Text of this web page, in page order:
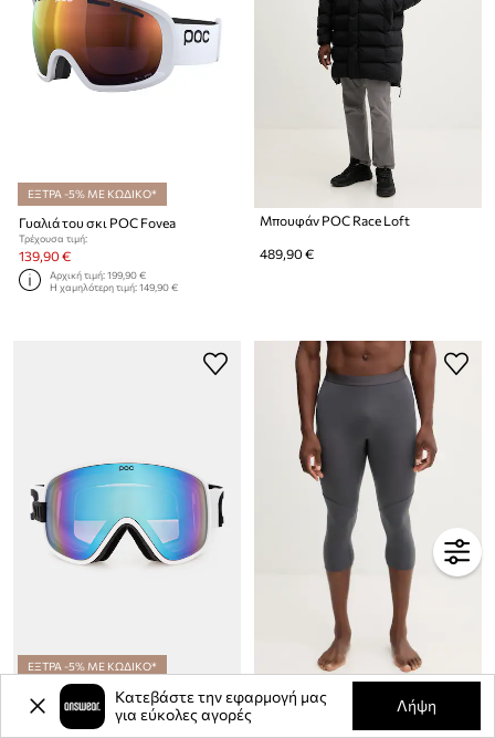
ΕΞΤΡΑ -5% ΜΕ ΚΩΔΙΚΟ*
Γυαλιά του σκι POC Fovea
Τρέχουσα τιμή:
139,90 €
Αρχική τιμή:199,90 €
Η χαμηλότερη τιμή:149,90 €
Μπουφάν POC Race Loft
489,90 €
ΕΞΤΡΑ -5% ΜΕ ΚΩΔΙΚΟ*
Γυαλιά του σκι POC Vitrea
Τρέχουσα τιμή:
149,90 €
Ισοθερμικό κολάν POC
Κατεβάστε την εφαρμογή μας
για εύκολες αγορές
Λήψη